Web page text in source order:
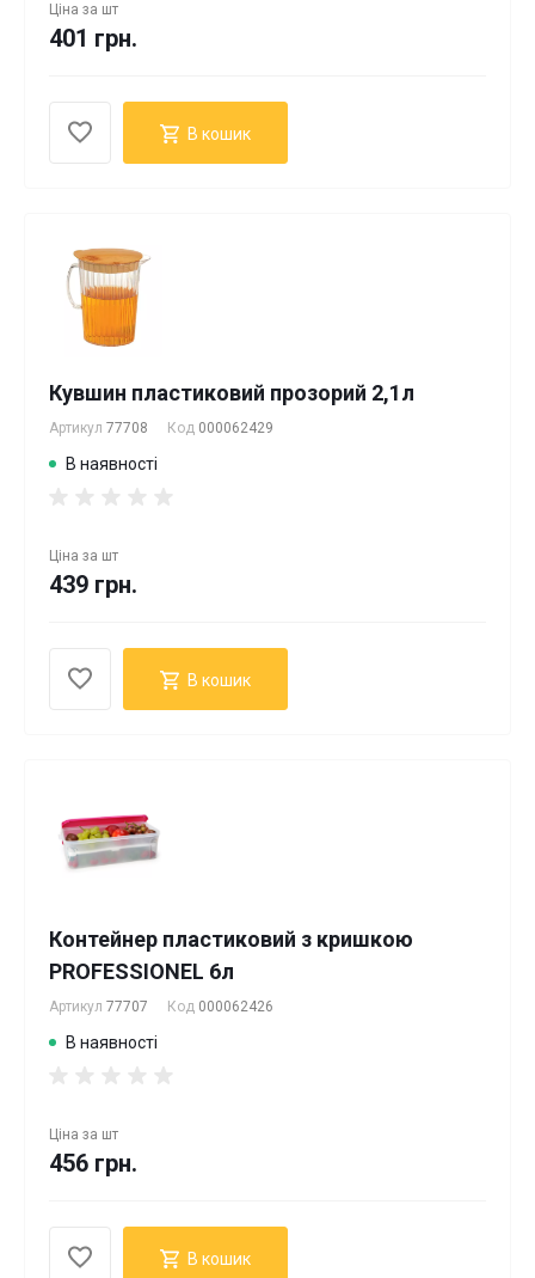
Ціна за шт
401 грн.
В кошик
Кувшин пластиковий прозорий 2,1л
Артикул 77708 Код 000062429
В наявності
Ціна за шт
439 грн.
В кошик
Контейнер пластиковий з кришкою
PROFESSIONEL 6л
Артикул 77707 Код 000062426
В наявності
Ціна за шт
456 грн.
В кошик